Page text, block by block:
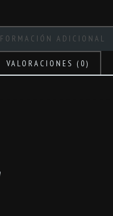
ADICIONAL
VALORACIONES (0)